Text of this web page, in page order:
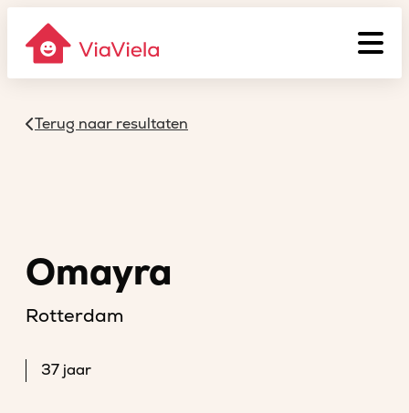
Terug naar resultaten
Omayra
Rotterdam
37 jaar